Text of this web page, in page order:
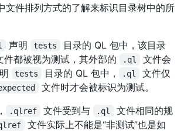
文件排列方式的了解来标识目录树中的所
声明 tests
目录的 QL 包中，该目录
件都被视为测试，其外部的 .ql
文件会
tests 目录的 QL 包中， .ql
文件仅
文件时才会被标识为测试。
.qlref 文件受到与 .ql
文件相同的规
文件实际上不能是“非测试”也是如